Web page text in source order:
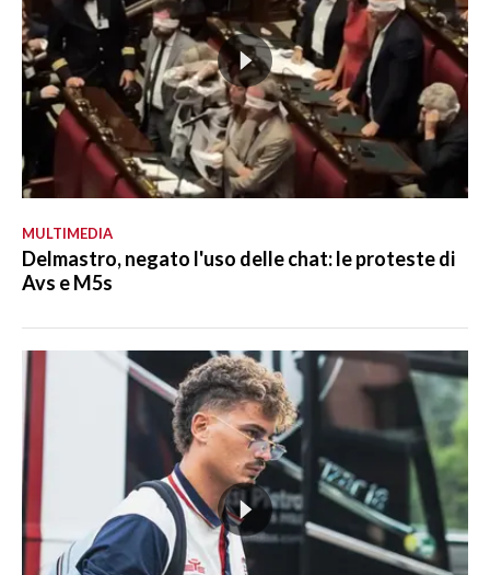
MULTIMEDIA
Delmastro, negato l'uso delle chat: le proteste di
Avs e M5s